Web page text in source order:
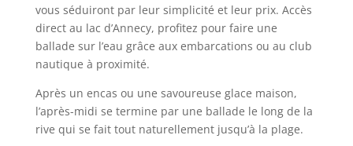
vous séduiront par leur simplicité et leur prix. Accès
direct au lac d’Annecy, profitez pour faire une
ballade sur l’eau grâce aux embarcations ou au club
nautique à proximité.
Après un encas ou une savoureuse glace maison,
l’après-midi se termine par une ballade le long de la
rive qui se fait tout naturellement jusqu’à la plage.